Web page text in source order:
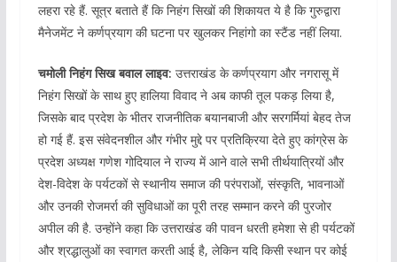
लहरा रहे हैं. सूत्र बताते हैं कि निहंग सिखों की शिकायत ये है कि गुरुद्वारा
मैनेजमेंट ने कर्णप्रयाग की घटना पर खुलकर निहांगो का स्टैंड नहीं लिया.
चमोली निहंग सिख बवाल लाइव: उत्तराखंड के कर्णप्रयाग और नगरासू में
निहंग सिखों के साथ हुए हालिया विवाद ने अब काफी तूल पकड़ लिया है,
जिसके बाद प्रदेश के भीतर राजनीतिक बयानबाजी और सरगर्मियां बेहद तेज
हो गई हैं. इस संवेदनशील और गंभीर मुद्दे पर प्रतिक्रिया देते हुए कांग्रेस के
प्रदेश अध्यक्ष गणेश गोदियाल ने राज्य में आने वाले सभी तीर्थयात्रियों और
देश-विदेश के पर्यटकों से स्थानीय समाज की परंपराओं, संस्कृति, भावनाओं
और उनकी रोजमर्रा की सुविधाओं का पूरी तरह सम्मान करने की पुरजोर
अपील की है. उन्होंने कहा कि उत्तराखंड की पावन धरती हमेशा से ही पर्यटकों
और श्रद्धालुओं का स्वागत करती आई है, लेकिन यदि किसी स्थान पर कोई